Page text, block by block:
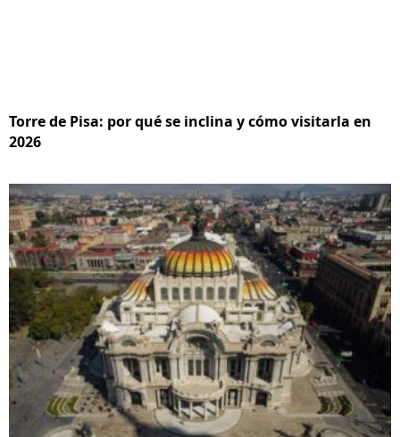
Torre de Pisa: por qué se inclina y cómo visitarla en
2026